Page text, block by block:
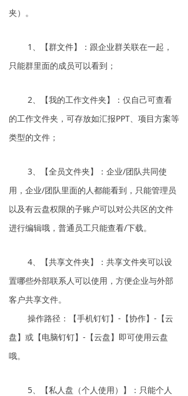
夹）。
1、【群文件】：跟企业群关联在一起，
只能群里面的成员可以看到；
2、【我的工作文件夹】：仅自己可查看
的工作文件夹，可存放如汇报PPT、项目方案等
类型的文件；
3、【全员文件夹】：企业/团队共同使
用，企业/团队里面的人都能看到，只能管理员
以及有云盘权限的子账户可以对公共区的文件
进行编辑哦，普通员工只能查看/下载。
4、【共享文件夹】：共享文件夹可以设
置哪些外部联系人可以使用，方便企业与外部
客户共享文件。
操作路径：【手机钉钉】-【协作】-【云
盘】或【电脑钉钉】-【云盘】即可使用云盘
哦。
5、【私人盘（个人使用）】：只能个人